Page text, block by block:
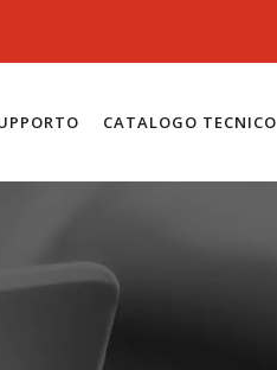
CATALOGO TECNICO